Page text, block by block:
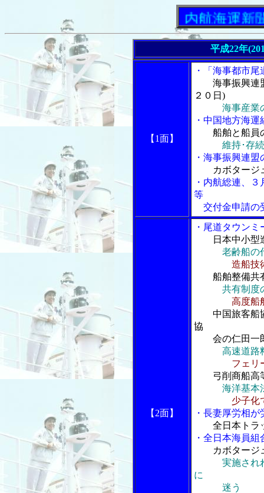
「内航海運新聞」
平成22年
【1面】
・「海事都市
海事振興連
２０日)
海事産業
・中国地方海
船舶と船員
維持･存
・海事振興連盟
カボタージ
・内航総連、
等
交付金申請の
【2面】
・尾道タウン
日本中小型
老齢船の
造船技
船舶整備共
共有制度
高度船
中国旅客船協
協
会の仁田一
高速道路
フェリ
弓削商船高等
海洋基本
少子化
・長妻厚労相
全日本トラ
・全日本海員
カボタージ
実施され
に
迷う